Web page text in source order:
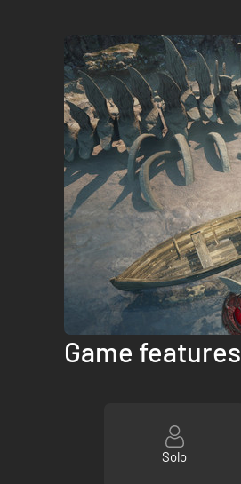
Game features
Solo